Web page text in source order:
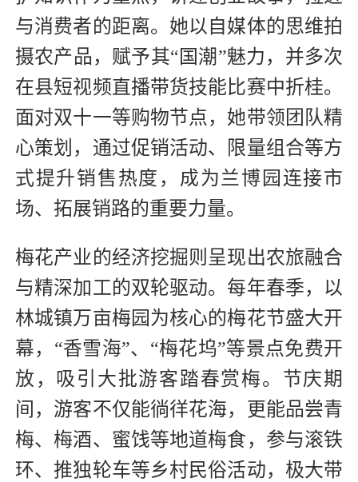
与消费者的距离。她以自媒体的思维拍
摄农产品，赋予其“国潮”魅力，并多次
在县短视频直播带货技能比赛中折桂。
面对双十一等购物节点，她带领团队精
心策划，通过促销活动、限量组合等方
式提升销售热度，成为兰博园连接市
场、拓展销路的重要力量。
梅花产业的经济挖掘则呈现出农旅融合
与精深加工的双轮驱动。每年春季，以
林城镇万亩梅园为核心的梅花节盛大开
幕，“香雪海”、“梅花坞”等景点免费开
放，吸引大批游客踏春赏梅。节庆期
间，游客不仅能徜徉花海，更能品尝青
梅、梅酒、蜜饯等地道梅食，参与滚铁
环、推独轮车等乡村民俗活动，极大带